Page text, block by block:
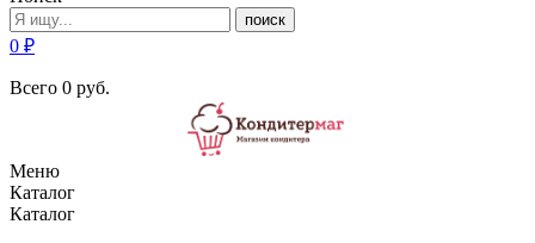
поиск
0 ₽
Всего 0 руб.
Меню
Каталог
Каталог